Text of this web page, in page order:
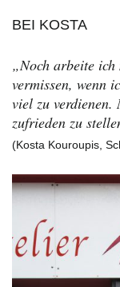
BEI KOSTA
„Noch arbeite
vermissen, wenn
viel zu verdienen.
zufrieden zu
(Kosta Kouroupis,